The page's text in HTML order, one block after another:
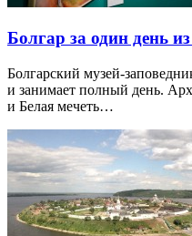
Болгар за один день
Болгарский музей-
и занимает полный день.
и Белая мечеть…